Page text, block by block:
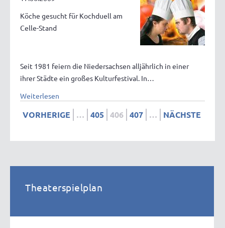
Köche gesucht für Kochduell am
Celle-Stand
Seit 1981 feiern die Niedersachsen alljährlich in einer
ihrer Städte ein großes Kulturfestival. In…
Weiterlesen
VORHERIGE … 405 406 407 … NÄCHSTE
Theaterspielplan